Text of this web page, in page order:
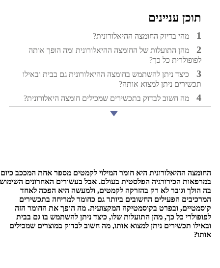
ההיאלורונית היא חומר המילוי לקמטים מספר אחת המככב כיום
הכירורגיה הפלסטית בעולם. אבל בעשורים האחרונים השימוש
וגובר לא רק בהזרקה לקמטים, ולמעשה היא הפכה לאחד
הפעילים החשובים ביותר גם כחומר למריחה בתכשירים
ובפרט בקוסמטיקה המקצועית. מה הופך את החומר הזה
כל כך, מהן התועלות שלו, כיצד ניתן להשתמש בו גם בבית
תכשירים ניתן למצוא אותו, מה חשוב לבדוק במוצרים שמכילים
עניינים
מהי בדיוק החומצה ההיאלורונית?
מהן התועלות של החומצה ההיאלורונית ומה הופך אותה
כל כך?
כיצד ניתן להשתמש בחומצה ההיאלורונית גם בבית ובאילו
ניתן למצוא אותה?
מה חשוב לבדוק בתכשירים שמכילים חומצה היאלורונית?